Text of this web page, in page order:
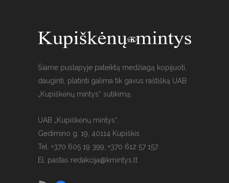
Šiame puslapyje pateiktą medžiagą kopijuoti,
dauginti, platinti galima tik gavus raštišką UAB
„Kupiškėnų mintys“ sutikimą.
UAB „Kupiškėnų mintys“,
Gedimino g. 19, 40114 Kupiškis
Tel. +370 605 19 399, +370 612 57 157.
El. paštas redakcija@kmintys.lt